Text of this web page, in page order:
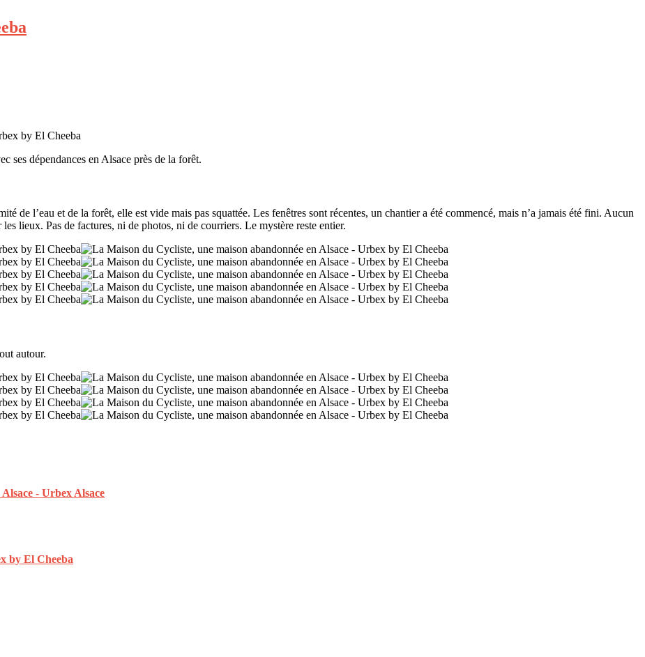
ses dépendances en Alsace près de la forêt.
de l’eau et de la forêt, elle est vide mais pas squattée. Les fenêtres sont récentes, un chantier a été commencé, mais n’a jamais été fini. Aucun
lieux. Pas de factures, ni de photos, ni de courriers. Le mystère reste entier.
autour.